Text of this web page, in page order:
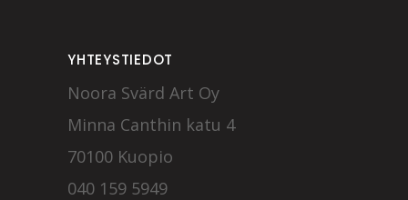
YHTEYSTIEDOT
Noora Svärd Art Oy
Minna Canthin katu 4
70100 Kuopio
040 159 5949